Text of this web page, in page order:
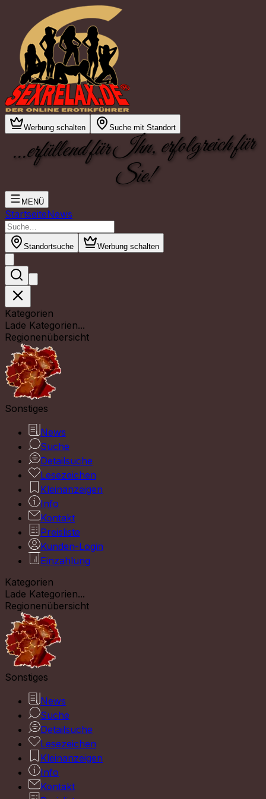
Werbung schalten Suche mit Standort
...erfüllend für Ihn, erfolgreich für
Sie!
MENÜ
StartseiteNews
Standortsuche Werbung schalten
Kategorien
Lade Kategorien...
Regionenübersicht
Sonstiges
News
Suche
Detailsuche
Lesezeichen
Kleinanzeigen
Info
Kontakt
Preisliste
Kunden-Login
Einzahlung
Kategorien
Lade Kategorien...
Regionenübersicht
Sonstiges
News
Suche
Detailsuche
Lesezeichen
Kleinanzeigen
Info
Kontakt